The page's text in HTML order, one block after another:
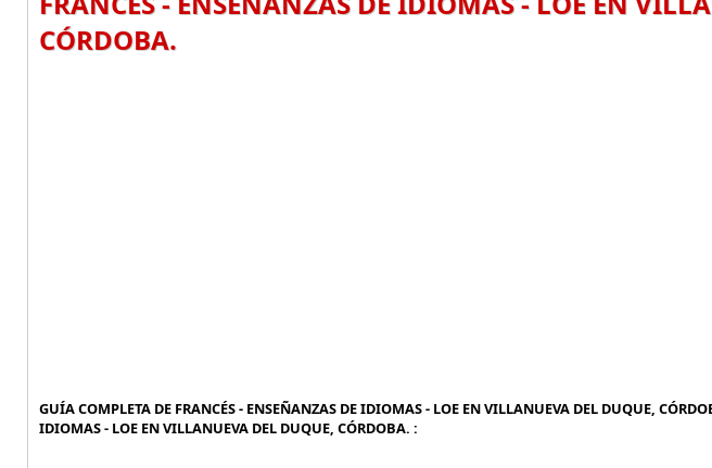
CÓRDOBA.
GUÍA COMPLETA DE FRANCÉS - ENSEÑANZAS DE IDIOMAS - LOE EN VILLANUEVA DEL DUQUE,
IDIOMAS - LOE EN VILLANUEVA DEL DUQUE, CÓRDOBA. :